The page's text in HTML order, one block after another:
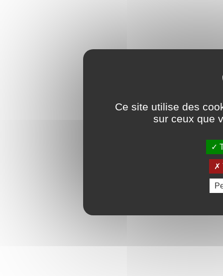
Ce site utilise des
sur ceux que